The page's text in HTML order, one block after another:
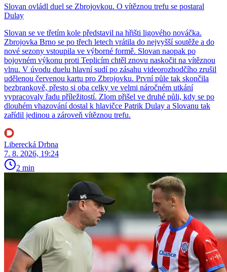
Slovan ovládl duel se Zbrojovkou. O vítěznou trefu se postaral
Dulay
Slovan se ve třetím kole představil na hřišti ligového nováčka.
Zbrojovka Brno se po třech letech vrátila do nejvyšší soutěže a do
nové sezony vstoupila ve výborné formě. Slovan naopak po
bojovném výkonu proti Teplicím chtěl znovu naskočit na vítěznou
vlnu. V úvodu duelu hlavní sudí po zásahu videorozhodčího zrušil
udělenou červenou kartu pro Zbrojovku. První půle tak skončila
bezbrankově, přesto si oba celky ve velmi náročném utkání
vypracovaly řadu příležitostí. Zlom přišel ve druhé půli, kdy se po
dlouhém vhazování dostal k hlavičce Patrik Dulay a Slovanu tak
zařídil jedinou a zároveň vítěznou trefu.
Liberecká Drbna
7. 8. 2026, 19:24
2 min